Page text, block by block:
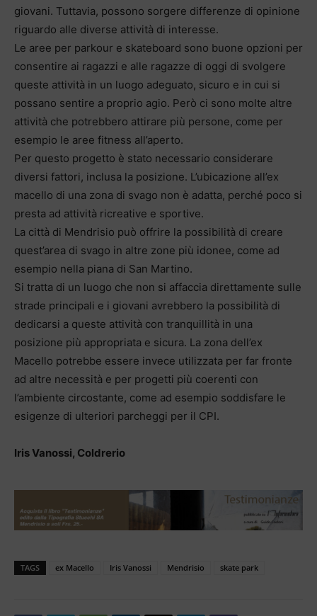
giovani. Tuttavia, possono sorgere differenze di opinione
riguardo alle diverse attività di interesse.
Le aree per parkour e skateboard sono buone opzioni per
consentire ai ragazzi e alle ragazze di oggi di svolgere
queste attività in un luogo adeguato, sicuro e in cui si
possano sentire a proprio agio. Però ci sono molte altre
attività che potrebbero attirare più persone, come per
esempio le aree fitness all’aperto.
Per questo progetto è stato necessario considerare
diversi fattori, inclusa la posizione. L’ubicazione all’ex
macello di una zona di svago non è adatta, perché poco si
presta ad attività ricreative e sportive.
La città di Mendrisio può offrire la possibilità di creare
quest’area di svago in altre zone più idonee, come ad
esempio nella piana di San Martino.
Si tratta di un luogo che non si affaccia direttamente sulle
strade principali e i giovani avrebbero la possibilità di
dedicarsi a queste attività con tranquillità in una
posizione più appropriata e sicura. La zona dell’ex
Macello potrebbe essere invece utilizzata per far fronte
ad altre necessità e per progetti più coerenti con
l’ambiente circostante, come ad esempio soddisfare le
esigenze di ulteriori parcheggi per il CPI.
Iris Vanossi, Coldrerio
TAGS ex Macello Iris Vanossi Mendrisio skate park